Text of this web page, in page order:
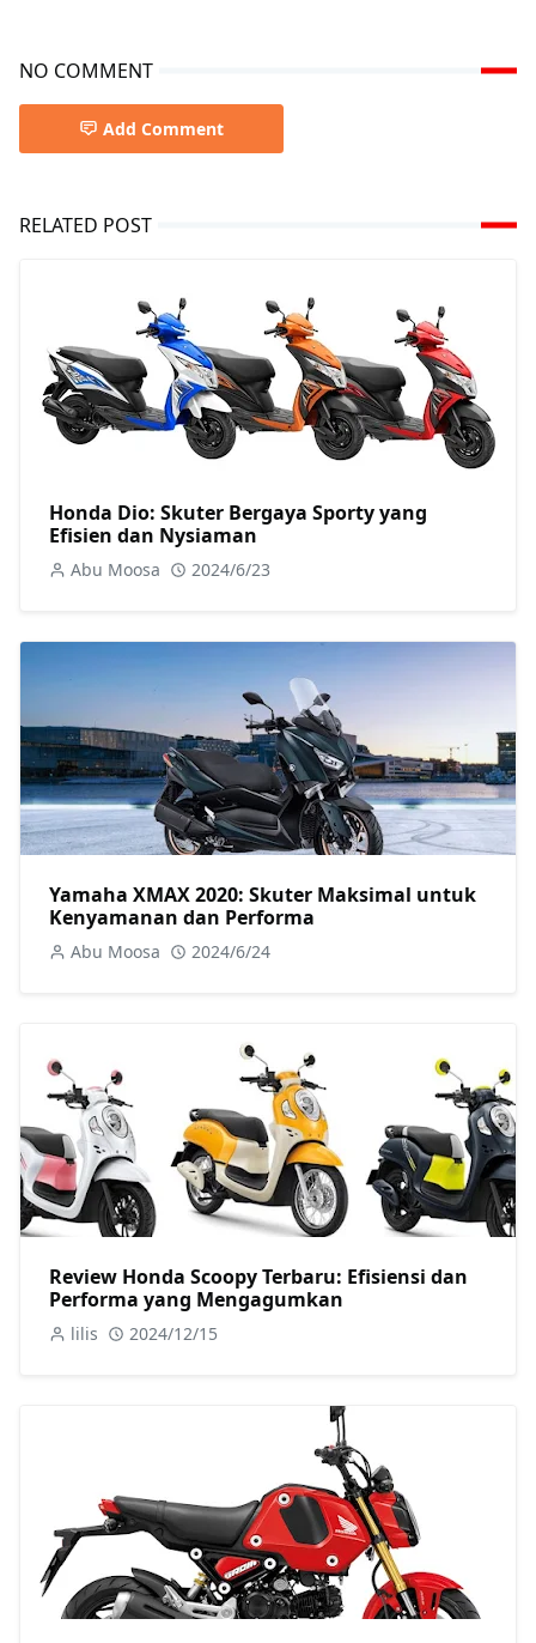
NO COMMENT
Add Comment
RELATED POST
Honda Dio: Skuter Bergaya Sporty yang
Efisien dan Nysiaman
Abu Moosa 2024/6/23
Yamaha XMAX 2020: Skuter Maksimal untuk
Kenyamanan dan Performa
Abu Moosa 2024/6/24
Review Honda Scoopy Terbaru: Efisiensi dan
Performa yang Mengagumkan
lilis 2024/12/15